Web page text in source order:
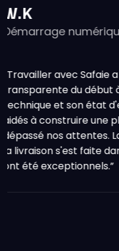
ont
Propriétaire
commerce
“L'équipe a
performante
expérience
Leur souci du
objectifs de